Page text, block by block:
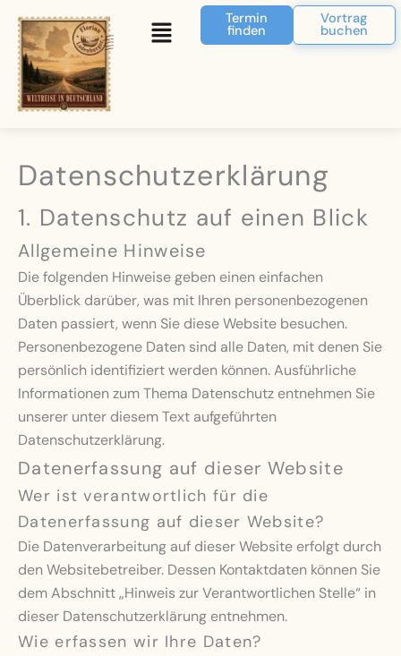
Inhalt
springen
Menü Termin
finden
Vortrag
buchen
Datenschutz­erklärung
1. Datenschutz auf einen Blick
Allgemeine Hinweise
Die folgenden Hinweise geben einen einfachen
Überblick darüber, was mit Ihren personenbezogenen
Daten passiert, wenn Sie diese Website besuchen.
Personenbezogene Daten sind alle Daten, mit denen Sie
persönlich identifiziert werden können. Ausführliche
Informationen zum Thema Datenschutz entnehmen Sie
unserer unter diesem Text aufgeführten
Datenschutzerklärung.
Datenerfassung auf dieser Website
Wer ist verantwortlich für die
Datenerfassung auf dieser Website?
Die Datenverarbeitung auf dieser Website erfolgt durch
den Websitebetreiber. Dessen Kontaktdaten können Sie
dem Abschnitt „Hinweis zur Verantwortlichen Stelle“ in
dieser Datenschutzerklärung entnehmen.
Wie erfassen wir Ihre Daten?